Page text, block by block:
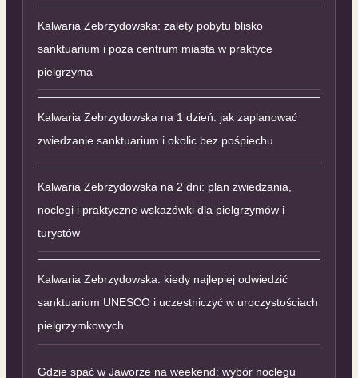
Kalwaria Zebrzydowska: zalety pobytu blisko
sanktuarium i poza centrum miasta w praktyce
pielgrzyma
Kalwaria Zebrzydowska na 1 dzień: jak zaplanować
zwiedzanie sanktuarium i okolic bez pośpiechu
Kalwaria Zebrzydowska na 2 dni: plan zwiedzania,
noclegi i praktyczne wskazówki dla pielgrzymów i
turystów
Kalwaria Zebrzydowska: kiedy najlepiej odwiedzić
sanktuarium UNESCO i uczestniczyć w uroczystościach
pielgrzymkowych
Gdzie spać w Jaworze na weekend: wybór noclegu